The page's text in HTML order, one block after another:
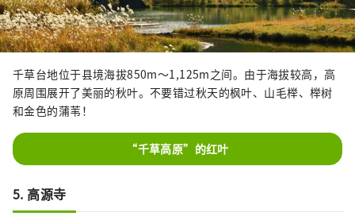
千草台地位于县境海拔850m～1,125m之间。由于海拔较高，高
原周围展开了美丽的秋叶。不要错过秋天的枫叶、山毛榉、榉树
和金色的蒲苇！
“千草高原”的红叶
5. 高源寺